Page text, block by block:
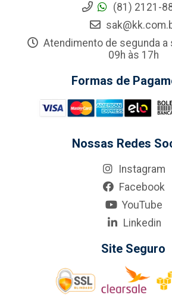
(81) 2121-
Atendimento de segunda
09h às 17h
Formas de
Nossas Redes
Instagram
Facebook
YouTube
Linkedin
Site Seguro